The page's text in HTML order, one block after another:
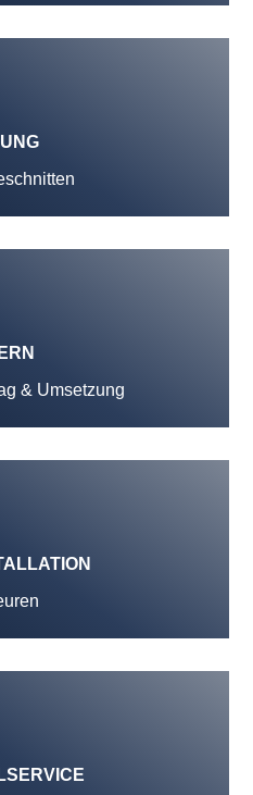
& Umsetzung